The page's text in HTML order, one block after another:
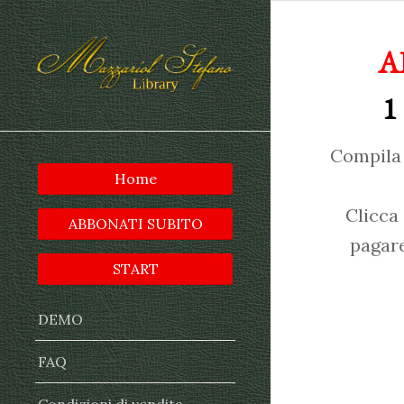
Home
ABBONATI SUBITO
START
DEMO
FAQ